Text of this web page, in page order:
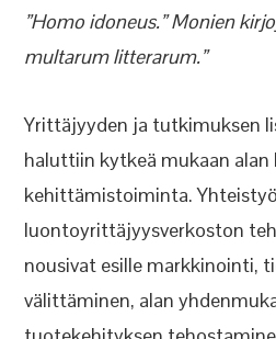
”Homo idoneus.” Monien
multarum litterarum.”
Yrittäjyyden ja tutkimuksen
haluttiin kytkeä mukaan
kehittämistoiminta.
luontoyrittäjyysverkoston
nousivat esille markkinointi,
välittäminen, alan